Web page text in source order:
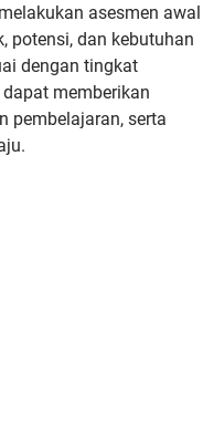
asesmen awal
potensi, dan kebutuhan
dengan tingkat
memberikan
pembelajaran, serta